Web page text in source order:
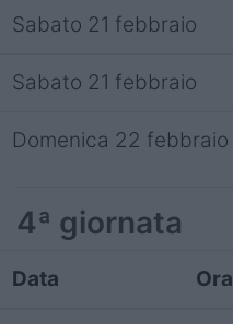
Sabato 21 febbraio
Sabato 21 febbraio
Domenica 22 febbraio
4ª giornata
Data Ora